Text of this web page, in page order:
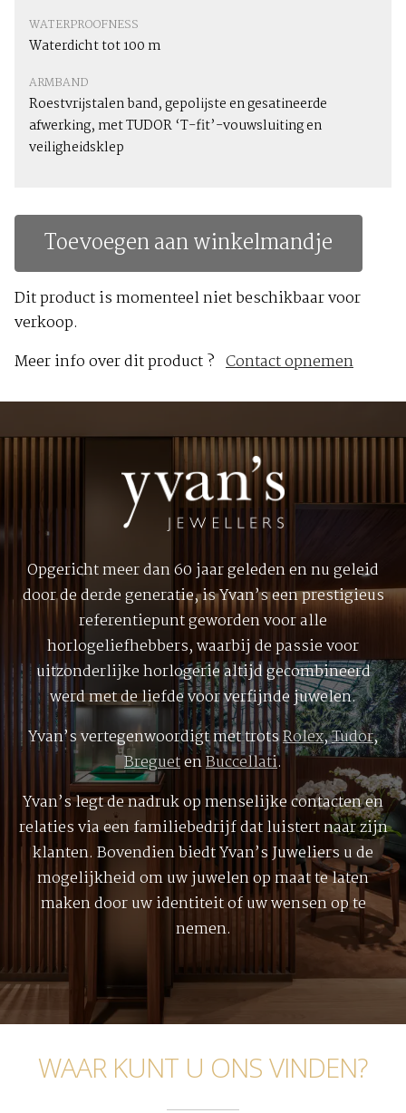
WATERPROOFNESS
Waterdicht tot 100 m
ARMBAND
Roestvrijstalen band, gepolijste en gesatineerde
afwerking, met TUDOR ‘T-fit’-vouwsluiting en
veiligheidsklep
Toevoegen aan winkelmandje
Dit product is momenteel niet beschikbaar voor
verkoop.
Meer info over dit product ? Contact opnemen
Opgericht meer dan 60 jaar geleden en nu geleid
door de derde generatie, is Yvan’s een prestigieus
referentiepunt geworden voor alle
horlogeliefhebbers, waarbij de passie voor
uitzonderlijke horlogerie altijd gecombineerd
werd met de liefde voor verfijnde juwelen.
Yvan’s vertegenwoordigt met trotsRolex,Tudor,
BreguetenBuccellati.
Yvan’s legt de nadruk op menselijke contacten en
relaties via een familiebedrijf dat luistert naar zijn
klanten. Bovendien biedt Yvan’s Juweliers u de
mogelijkheid om uw juwelen op maat te laten
maken door uw identiteit of uw wensen op te
nemen.
WAAR KUNT U ONS VINDEN?